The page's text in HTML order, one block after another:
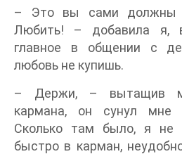
– Это вы сами должны
Любить! – добавила я,
главное в общении с
любовь не купишь.
– Держи, – вытащив
кармана, он сунул мне
Сколько там было, я не
быстро в карман,